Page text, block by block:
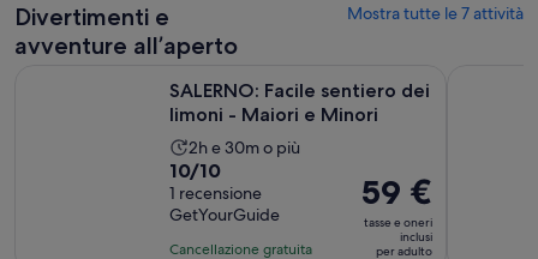
di
181
recensioni
Divertimenti e
avventure all’aperto
Mostra tutte le 7 attività
SALERNO: Facile sentiero dei
limoni - Maiori e Minori
L’attività
dura
2
ore
e
2h e 30m o più
Valutazione
di
10.0
su
10/10
1 recensione
GetYourGuide
Cancellazione gratuita
Il
prezzo
è
59 €
tasse e oneri
inclusi
per adulto